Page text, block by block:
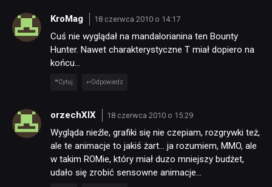
KroMag 18 czerwca 2010 o 14:17
Cuś nie wyglądał na mandalorianina ten Bounty
Hunter. Nawet charakterystyczne T miał dopiero na
końcu…
Cytuj Odpowiedz
orzechXIX 18 czerwca 2010 o 15:29
Wygląda nieźle, grafiki się nie czepiam, rozgrywki też,
ale te animacje to jakiś żart… ja rozumiem, MMO, ale
w takim ROMie, który miał duzo mniejszy budżet,
udało się zrobić sensowne animacje…